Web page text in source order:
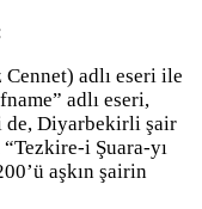
adlı eseri ile
adlı eseri,
de, Diyarbekirli şair
i Şuara-yı
aşkın şairin